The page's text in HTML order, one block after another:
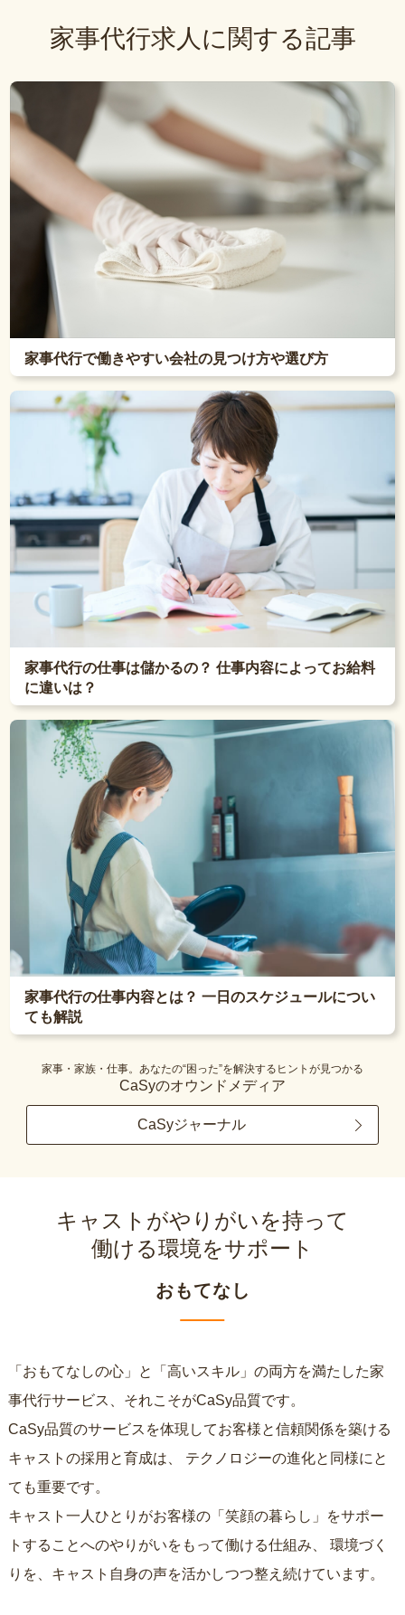
家事代行求人に関する記事
家事代行で働きやすい会社の見つけ方や選び方
家事代行の仕事は儲かるの？ 仕事内容によってお給料
に違いは？
家事代行の仕事内容とは？ 一日のスケジュールについ
ても解説
家事・家族・仕事。あなたの“困った”を解決するヒントが見つかる
CaSyのオウンドメディア
CaSyジャーナル
キャストがやりがいを持って
働ける環境をサポート
おもてなし
「おもてなしの心」と「高いスキル」の両方を満たした家
事代行サービス、それこそがCaSy品質です。
CaSy品質のサービスを体現してお客様と信頼関係を築ける
キャストの採用と育成は、
ても重要です。
キャスト一人ひとりがお客様の「笑顔の暮らし」をサポー
トすることへのやりがいをもって働ける仕組み、
りを、キャスト自身の声を活かしつつ整え続けています。